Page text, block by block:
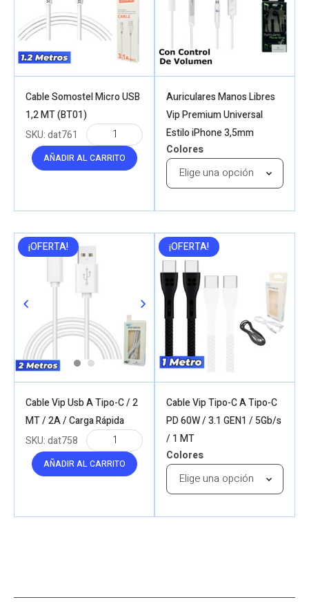
Cable Somostel Micro USB
1,2 MT (BT01)
AÑADIR AL CARRITO
SKU:dat761
Auriculares Manos Libres
Vip Premium Universal
Estilo iPhone 3,5mm
Colores
¡OFERTA!
Cable Vip Usb A Tipo-C / 2
MT / 2A / Carga Rápida
AÑADIR AL CARRITO
SKU:dat758
¡OFERTA!
Cable Vip Tipo-C A Tipo-C
PD 60W / 3.1 GEN1 / 5Gb/s
/ 1 MT
Colores